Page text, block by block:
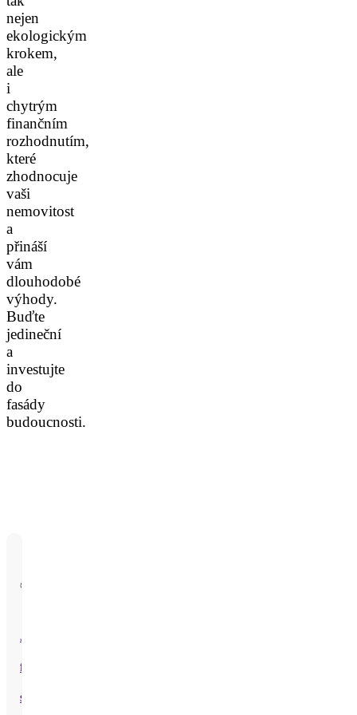
nejen
ekologickým
krokem,
ale
i
chytrým
finančním
rozhodnutím,
které
zhodnocuje
vaši
nemovitost
a
přináší
vám
dlouhodobé
výhody.
Buďte
jedineční
a
investujte
do
fasády
budoucnosti.
Jediná
fasáda
s